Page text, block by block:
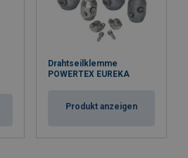
Drahtseilklemme
POWERTEX EUREKA
Produkt anzeigen